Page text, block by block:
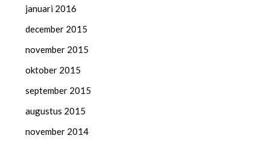
januari 2016
december 2015
november 2015
oktober 2015
september 2015
augustus 2015
november 2014